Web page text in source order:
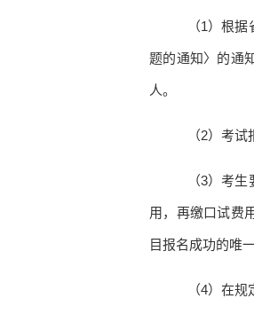
（1）根据
题的通知〉的通
人。
（2）考试
（3）考生
用，再缴口试费
目报名成功的唯
（4）在规